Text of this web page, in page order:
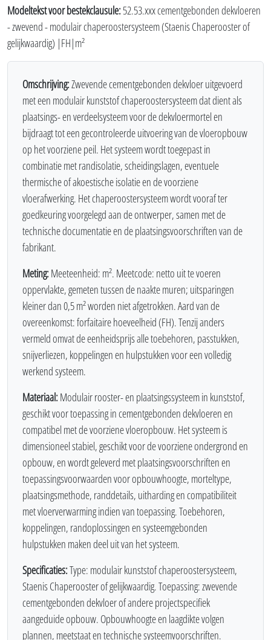
Modeltekst voor bestekclausule:52.53.xxx cementgebonden dekvloeren
- zwevend - modulair chaperoostersysteem (Staenis Chaperooster of
gelijkwaardig) |FH|m²
Omschrijving:Zwevende cementgebonden dekvloer uitgevoerd
met een modulair kunststof chaperoostersysteem dat dient als
plaatsings- en verdeelsysteem voor de dekvloermortel en
bijdraagt tot een gecontroleerde uitvoering van de vloeropbouw
op het voorziene peil. Het systeem wordt toegepast in
combinatie met randisolatie, scheidingslagen, eventuele
thermische of akoestische isolatie en de voorziene
vloerafwerking. Het chaperoostersysteem wordt vooraf ter
goedkeuring voorgelegd aan de ontwerper, samen met de
technische documentatie en de plaatsingsvoorschriften van de
fabrikant.
Meting:Meeteenheid: m². Meetcode: netto uit te voeren
oppervlakte, gemeten tussen de naakte muren; uitsparingen
kleiner dan 0,5 m² worden niet afgetrokken. Aard van de
overeenkomst: forfaitaire hoeveelheid (FH). Tenzij anders
vermeld omvat de eenheidsprijs alle toebehoren, passtukken,
snijverliezen, koppelingen en hulpstukken voor een volledig
werkend systeem.
Materiaal:Modulair rooster- en plaatsingssysteem in kunststof,
geschikt voor toepassing in cementgebonden dekvloeren en
compatibel met de voorziene vloeropbouw. Het systeem is
dimensioneel stabiel, geschikt voor de voorziene ondergrond en
opbouw, en wordt geleverd met plaatsingsvoorschriften en
toepassingsvoorwaarden voor opbouwhoogte, morteltype,
plaatsingsmethode, randdetails, uitharding en compatibiliteit
met vloerverwarming indien van toepassing. Toebehoren,
koppelingen, randoplossingen en systeemgebonden
hulpstukken maken deel uit van het systeem.
Specificaties:Type: modulair kunststof chaperoostersysteem,
Staenis Chaperooster of gelijkwaardig. Toepassing: zwevende
cementgebonden dekvloer of andere projectspecifiek
aangeduide opbouw. Opbouwhoogte en laagdikte volgen
plannen, meetstaat en technische systeemvoorschriften.